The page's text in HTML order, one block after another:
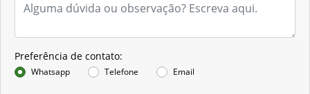
Preferência de contato:
Whatsapp Telefone Email